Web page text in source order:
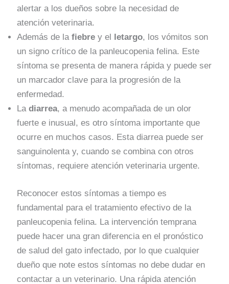
alertar a los dueños sobre la necesidad de
atención veterinaria.
Además de lafiebrey el letargo, los vómitos son
un signo crítico de la panleucopenia felina. Este
síntoma se presenta de manera rápida y puede ser
un marcador clave para la progresión de la
enfermedad.
Ladiarrea, a menudo acompañada de un olor
fuerte e inusual, es otro síntoma importante que
ocurre en muchos casos. Esta diarrea puede ser
sanguinolenta y, cuando se combina con otros
síntomas, requiere atención veterinaria urgente.
Reconocer estos síntomas a tiempo es
fundamental para el tratamiento efectivo de la
panleucopenia felina. La intervención temprana
puede hacer una gran diferencia en el pronóstico
de salud del gato infectado, por lo que cualquier
dueño que note estos síntomas no debe dudar en
contactar a un veterinario. Una rápida atención